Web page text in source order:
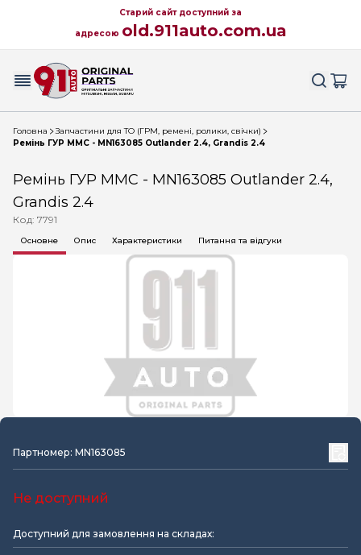
Старий сайт доступний за
адресою old.911auto.com.ua
Головна
Запчастини для ТО (ГРМ, ремені, ролики, свічки)
Ремінь ГУР MMC - MN163085 Outlander 2.4, Grandis 2.4
Ремінь ГУР MMC - MN163085 Outlander 2.4,
Grandis 2.4
Код: 7791
Основне Опис Характеристики Питання та відгуки
Партномер: MN163085
Не доступний
Доступний для замовлення на складах: